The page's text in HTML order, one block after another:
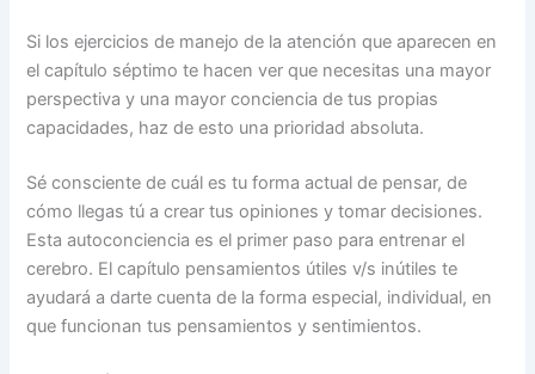
Si los ejercicios de manejo de la atención que aparecen en
el capítulo séptimo te hacen ver que necesitas una mayor
perspectiva y una mayor conciencia de tus propias
capacidades, haz de esto una prioridad absoluta.
Sé consciente de cuál es tu forma actual de pensar, de
cómo llegas tú a crear tus opiniones y tomar decisiones.
Esta autoconciencia es el primer paso para entrenar el
cerebro. El capítulo pensamientos útiles v/s inútiles te
ayudará a darte cuenta de la forma especial, individual, en
que funcionan tus pensamientos y sentimientos.